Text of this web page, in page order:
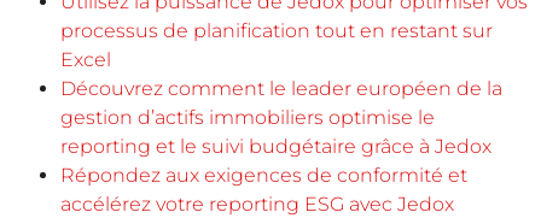
processus de planification tout en restant sur
Excel
Découvrez comment le leader européen de la
gestion d’actifs immobiliers optimise le
reporting et le suivi budgétaire grâce à Jedox
Répondez aux exigences de conformité et
accélérez votre reporting ESG avec Jedox